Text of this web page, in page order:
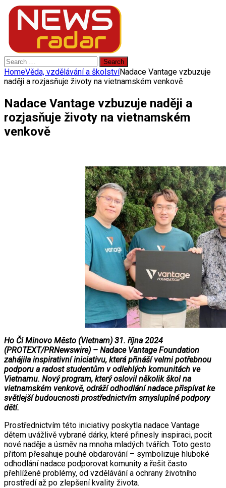
Search
for:
HomeVěda, vzdělávání a školstvíNadace Vantage vzbuzuje
naději a rozjasňuje životy na vietnamském venkově
Nadace Vantage vzbuzuje naději a
rozjasňuje životy na vietnamském
venkově
Ho Či Minovo Město (Vietnam) 31. října 2024
(PROTEXT/PRNewswire) – Nadace Vantage Foundation
zahájila inspirativní iniciativu, která přináší velmi potřebnou
podporu a radost studentům v odlehlých komunitách ve
Vietnamu. Nový program, který oslovil několik škol na
vietnamském venkově, odráží odhodlání nadace přispívat ke
světlejší budoucnosti prostřednictvím smysluplné podpory
dětí.
Prostřednictvím této iniciativy poskytla nadace Vantage
dětem uvážlivě vybrané dárky, které přinesly inspiraci, pocit
nové naděje a úsměv na mnoha mladých tvářích. Toto gesto
přitom přesahuje pouhé obdarování – symbolizuje hluboké
odhodlání nadace podporovat komunity a řešit často
přehlížené problémy, od vzdělávání a ochrany životního
prostředí až po zlepšení kvality života.